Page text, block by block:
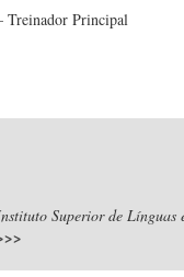
Treinador Principal
Superior de